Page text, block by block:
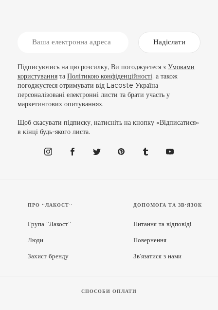
Надіслати
Підписуючись на цю розсилку, Ви погоджуєтеся з Умовами
користуваннята Політикою конфіденційності, а також
погоджуєтеся отримувати від Lacoste Україна
персоналізовані електронні листи та брати участь у
маркетингових опитуваннях.
Щоб скасувати підписку, натисніть на кнопку «Відписатися»
в кінці будь-якого листа.
ПРО “ЛАКОСТ”
Група “Лакост”
Люди
Захист бренду
ДОПОМОГА ТА ЗВ'ЯЗОК
Питання та відповіді
Повернення
Зв’язатися з нами
СПОСОБИ ОПЛАТИ